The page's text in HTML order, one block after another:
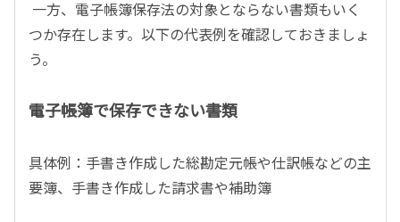
一方、電子帳簿保存法の対象とならない書類もいく
つか存在します。以下の代表例を確認しておきましょ
う。
電子帳簿で保存できない書類
具体例：手書き作成した総勘定元帳や仕訳帳などの主
要簿、手書き作成した請求書や補助簿